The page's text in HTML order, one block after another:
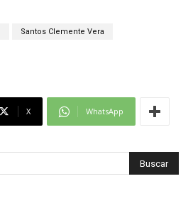
Santos Clemente Vera
X WhatsApp